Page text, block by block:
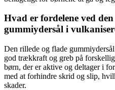
Hvad er fordelene ved
gummiydersål i
Den rillede og flade
god trækkraft og greb på
børn, der er aktive og deltager i
med at forhindre skrid og slip,
skader.